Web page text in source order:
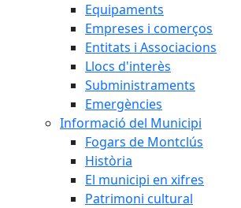
Equipaments
Empreses i comerços
Entitats i Associacions
Llocs d'interès
Subministraments
Emergències
Informació del Municipi
Fogars de Montclús
Història
El municipi en xifres
Patrimoni cultural